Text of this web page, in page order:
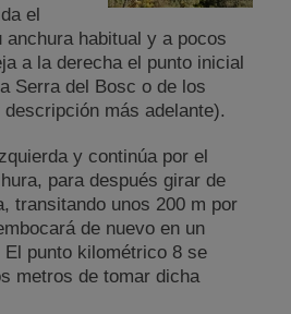
el
anchura habitual y a pocos
a la derecha el punto inicial
Serra del Bosc o de los
más adelante).
y continúa por el
para después girar de
transitando unos 200 m por
de nuevo en un
punto kilométrico 8 se
metros de tomar dicha